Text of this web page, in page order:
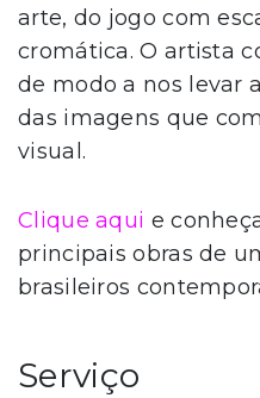
arte, do jogo com
cromática. O artista
de modo a nos levar
das imagens que
visual.
Clique aqui e
principais obras de
brasileiros
Serviço